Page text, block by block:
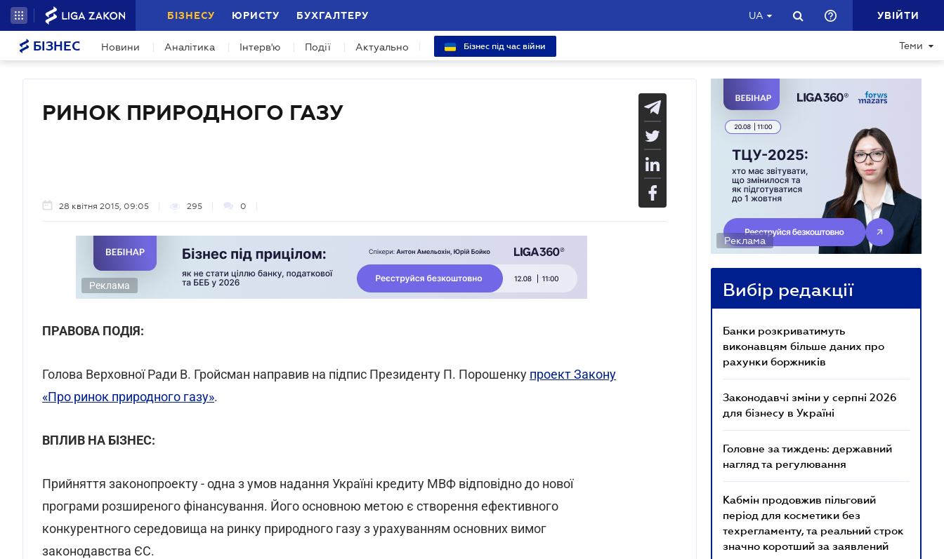
БІЗНЕСУ ЮРИСТУ БУХГАЛТЕРУ UA УВІЙТИ
БІЗНЕС Новини Аналітика Інтерв'ю Події Актуально Бізнес під час війни Теми
РИНОК ПРИРОДНОГО ГАЗУ
28 квітня 2015, 09:05 295 0
Реклама
ПРАВОВА ПОДІЯ:
Голова Верховної Ради В. Гройсман направив на підпис Президенту П. Порошенку проект Закону
«Про ринок природного газу».
ВПЛИВ НА БІЗНЕС:
Прийняття законопроекту - одна з умов надання Україні кредиту МВФ відповідно до нової
програми розширеного фінансування. Його основною метою є створення ефективного
конкурентного середовища на ринку природного газу з урахуванням основних вимог
законодавства ЄС.
Реклама
Вибір редакції
Банки розкриватимуть
виконавцям більше даних про
рахунки боржників
Законодавчі зміни у серпні 2026
для бізнесу в Україні
Головне за тиждень: державний
нагляд та регулювання
Кабмін продовжив пільговий
період для косметики без
техрегламенту, та реальний строк
значно коротший за заявлений